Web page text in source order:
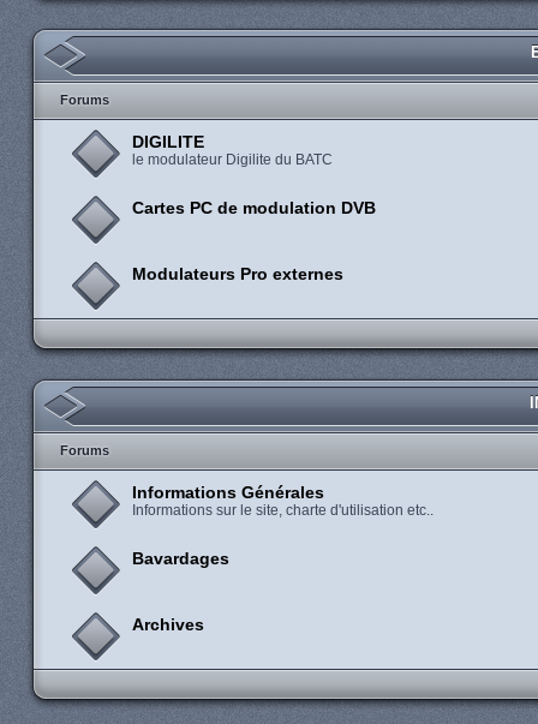
Forums
DIGILITE
le modulateur Digilite du BATC
Cartes PC de modulation DVB
Modulateurs Pro externes
Forums
Informations Générales
Informations sur le site, charte d'utilisation etc..
Bavardages
Archives